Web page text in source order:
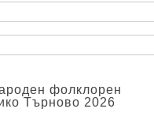
фолклорен
Търново 2026